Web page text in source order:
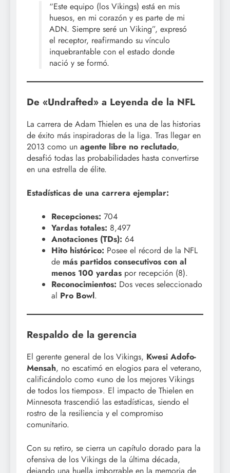
“Este equipo (los Vikings) está en mis
huesos, en mi corazón y es parte de mi
ADN. Siempre seré un Viking”, expresó
el receptor, reafirmando su vínculo
inquebrantable con el estado donde
nació y se formó.
De «Undrafted» a Leyenda de la NFL
La carrera de Adam Thielen es una de las historias
de éxito más inspiradoras de la liga. Tras llegar en
2013 como un agente libre no reclutado,
desafió todas las probabilidades hasta convertirse
en una estrella de élite.
Estadísticas de una carrera ejemplar:
Recepciones: 704
Yardas totales: 8,497
Anotaciones (TDs): 64
Hito histórico: Posee el récord de la NFL
de más partidos consecutivos con al
menos 100 yardas por recepción (8).
Reconocimientos: Dos veces seleccionado
al Pro Bowl.
Respaldo de la gerencia
El gerente general de los Vikings, Kwesi Adofo-
Mensah, no escatimó en elogios para el veterano,
calificándolo como «uno de los mejores Vikings
de todos los tiempos». El impacto de Thielen en
Minnesota trascendió las estadísticas, siendo el
rostro de la resiliencia y el compromiso
comunitario.
Con su retiro, se cierra un capítulo dorado para la
ofensiva de los Vikings de la última década,
dejando una huella imborrable en la memoria de